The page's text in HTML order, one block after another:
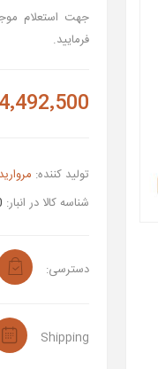
فرمایید.
14٬492٬500
تولید کننده: مروارید
شناسه کالا در انبار:
دسترسی:
Shipping